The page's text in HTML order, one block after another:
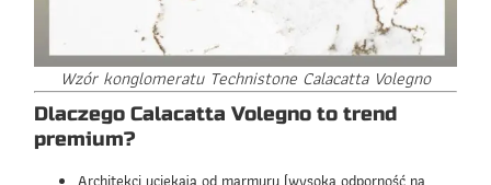
Wzór konglomeratu Technistone Calacatta Volegno
Dlaczego Calacatta Volegno to trend
premium?